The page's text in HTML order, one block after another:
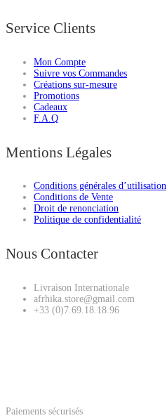
Service Clients
Mon Compte
Suivre vos Commandes
Créations sur-mesure
Promotions
Cadeaux
F.A.Q
Mentions Légales
Conditions générales d’utilisation
Conditions de Vente
Droit de renonciation
Politique de confidentialité
Nous Contacter
Livraison Internationale
afrhika.store@gmail.com
+33 (0)7.69.18.18.96
Paiements sécurisés